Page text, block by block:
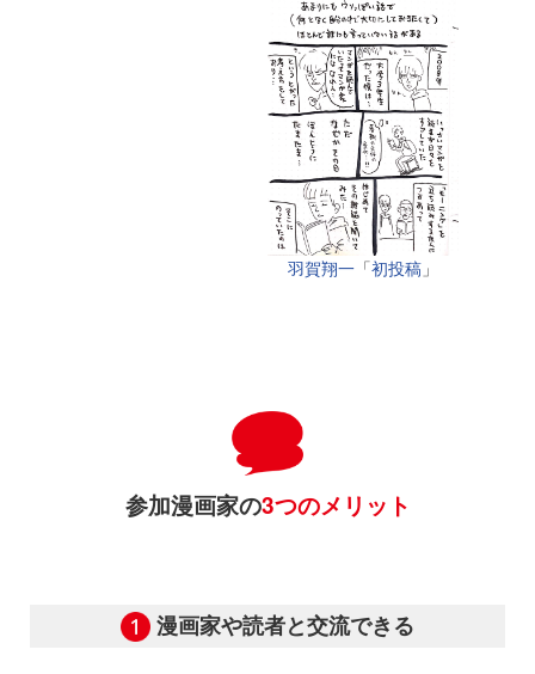
羽賀翔一 「初投稿 」
参加漫画家の3つのメリット
漫画家や読者と交流できる